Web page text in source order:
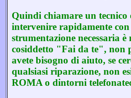
Quindi chiamare un tecnico
intervenire rapidamente
strumentazione necessaria
cosiddetto "Fai da te", non
avete bisogno di aiuto, se
qualsiasi riparazione, non
ROMA o dintorni